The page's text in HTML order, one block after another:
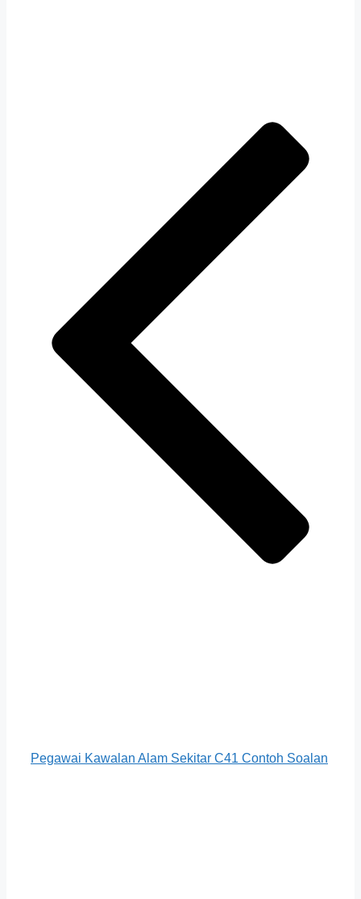
Pegawai Kawalan Alam Sekitar C41 Contoh Soalan